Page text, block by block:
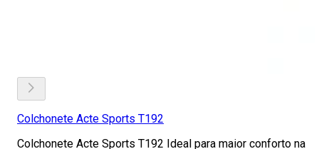
Colchonete Acte Sports T192
Colchonete Acte Sports T192 Ideal para maior conforto na